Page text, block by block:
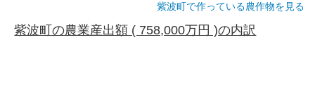
紫波町で作っている農作物を見る
紫波町の農業産出額 ( 758,000万円 )の内訳